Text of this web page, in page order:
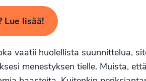
lisää!
vaatii huolellista suunnittelua,
menestyksen tielle. Muista,